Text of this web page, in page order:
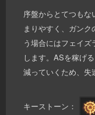
序盤からとてつも
まりやすく、ガン
う場合にはフェイ
します。ASを稼げ
減っていくため、失
キーストーン：